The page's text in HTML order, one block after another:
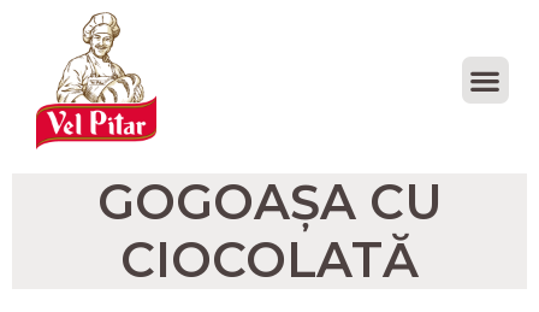
GOGOAȘA CU
CIOCOLATĂ